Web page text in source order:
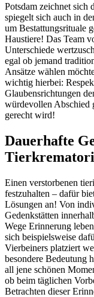
Potsdam zeichnet sich
spiegelt sich auch in
um Bestattungsrituale
Haustiere! Das Team
Unterschiede
egal ob jemand
Ansätze wählen
wichtig hierbei:
Glaubensrichtungen
würdevollen Abschied
gerecht wird!
Dauerhafte
Einen verstorbenen
festzuhalten – dafür
Lösungen an! Von
Gedenkstätten
Wege Erinnerung
sich beispielsweise
Vierbeiners platziert
besondere Bedeutung
all jene schönen
ob beim täglichen
Betrachten dieser